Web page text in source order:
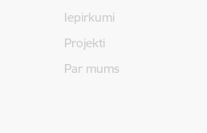
Iepirkumi
Projekti
Par mums